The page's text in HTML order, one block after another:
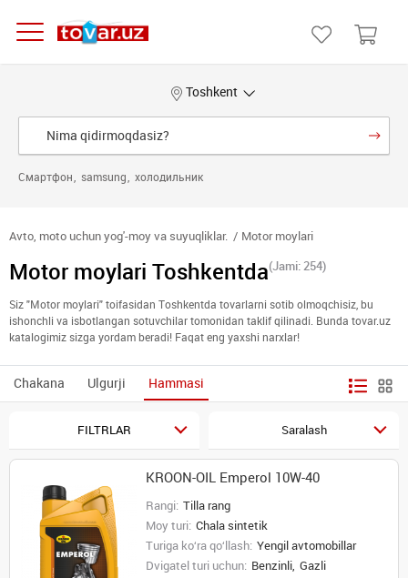
Toshkent
Смартфон samsung холодильник
Avto, moto uchun yog'-moy va suyuqliklar. Motor moylari
Motor moylari Toshkentda(Jami: 254)
Siz "Motor moylari" toifasidan Toshkentda tovarlarni sotib olmoqchisiz, bu
ishonchli va isbotlangan sotuvchilar tomonidan taklif qilinadi. Bunda tovar.uz
katalogimiz sizga yordam beradi! Faqat eng yaxshi narxlar!
Chakana Ulgurji Hammasi
FILTRLAR Saralash
KROON-OIL Emperol 10W-40
Rangi: Tilla rang
Moy turi: Chala sintetik
Turiga ko‘ra qo‘llash: Yengil avtomobillar
Dvigatel turi uchun: Benzinli, Gazli